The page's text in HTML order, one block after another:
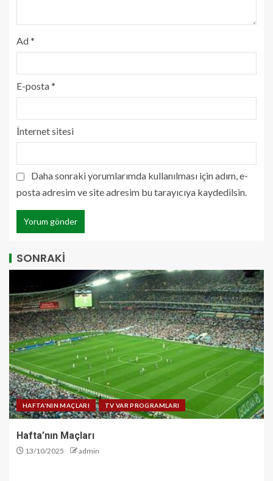
Ad*
E-posta*
İnternet sitesi
Daha sonraki yorumlarımda kullanılması için adım, e-
posta adresim ve site adresim bu tarayıcıya kaydedilsin.
SONRAKİ
HAFTA'NIN MAÇLARI TV VAR PROGRAMLARI
Hafta’nın Maçları
13/10/2025 admin